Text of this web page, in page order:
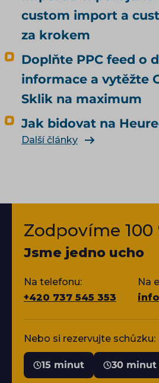
custom import a
za krokem
Doplňte PPC feed o
informace a vytěžte
Sklik na maximum
Jak bidovat na
Další články
Zodpovíme 100
Jsme jedno ucho
Na telefonu:
+420 737 545 353
Na
Nebo si rezervujte schůzku:
15 minut 30 minut